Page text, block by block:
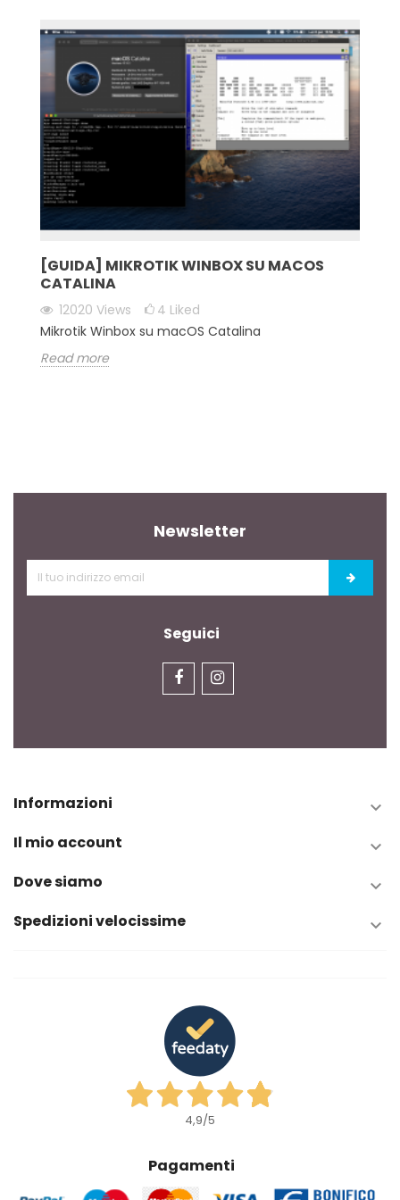
[GUIDA] MIKROTIK WINBOX SU MACOS
CATALINA
12020 Views 4 Liked
Mikrotik Winbox su macOS Catalina
Read more
Newsletter
Seguici
Informazioni 
Il mio account 
Dove siamo 
Spedizioni velocissime 
4,9/5
Pagamenti